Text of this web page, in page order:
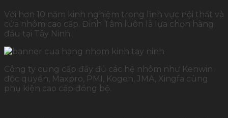
Với hơn 10 năm kinh nghiệm trong lĩnh vực nội thất và
cửa nhôm cao cấp. Đỉnh Tâm luôn là lựa chọn hàng
đầu tại Tây Ninh.
Công ty cung cấp đầy đủ các hệ nhôm như Kenwin
độc quyền, Maxpro, PMI, Kogen, JMA, Xingfa cùng
phụ kiện cao cấp đồng bộ.